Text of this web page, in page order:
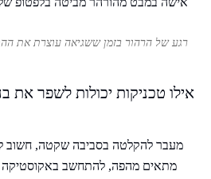
רגע של הרהור בזמן ששגיאה עוצרת את
אילו טכניקות יכולות לשפר את
מעבר להקלטה בסביבה שקטה, חשוב
מתאים מהפה, להתחשב באקוסטיקה